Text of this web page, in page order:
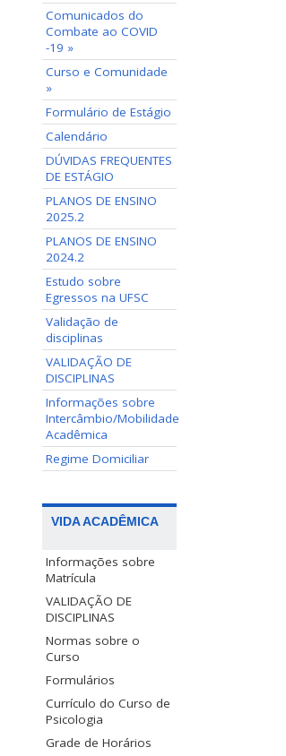
Comunicados do
Combate ao COVID
-19 »
Curso e Comunidade
»
Formulário de Estágio
Calendário
DÚVIDAS FREQUENTES
DE ESTÁGIO
PLANOS DE ENSINO
2025.2
PLANOS DE ENSINO
2024.2
Estudo sobre
Egressos na UFSC
Validação de
disciplinas
VALIDAÇÃO DE
DISCIPLINAS
Informações sobre
Intercâmbio/Mobilidade
Acadêmica
Regime Domiciliar
VIDA ACADÊMICA
Informações sobre
Matrícula
VALIDAÇÃO DE
DISCIPLINAS
Normas sobre o
Curso
Formulários
Currículo do Curso de
Psicologia
Grade de Horários